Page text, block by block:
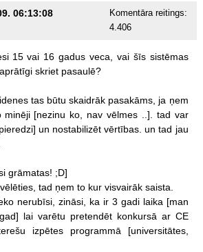
06:13:08
Komentāra reitings:
4.406
15 vai 16 gadus veca, vai šīs sistēmas
skriet pasaulē?
tas būtu skaidrāk pasakāms, ja ņem
minēji [nezinu ko, nav vēlmes ..]. tad var
pieredzi] un nostabilizēt vērtības. un tad jau
grāmatas! ;D]
tad ņem to kur visvairāk saista.
nerubīsi, zināsi, ka ir 3 gadi laika [man
lai varētu pretendēt konkursā ar CE
izpētes programmā
[universitātes,